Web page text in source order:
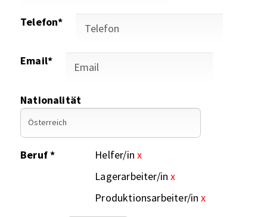
Telefon*
Email*
Nationalität
Beruf * Helfer/in x
Lagerarbeiter/in x
Produktionsarbeiter/in x